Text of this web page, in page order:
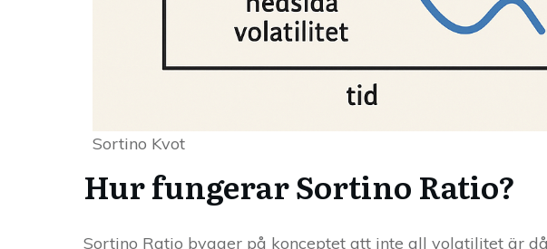
Sortino Kvot
Hur fungerar Sortino Ratio?
Sortino Ratio bygger på konceptet att inte all volatilitet är